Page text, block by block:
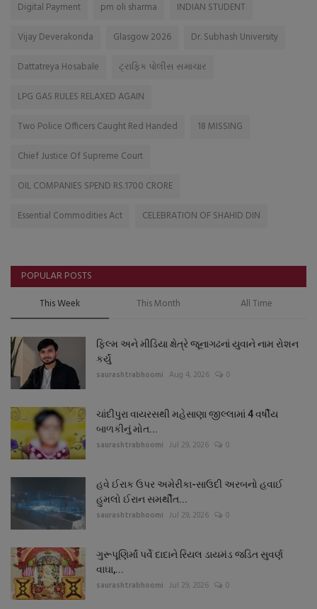
Digital Payment pm oli sharma
INDIAN STUDENT
Vijay Deverakonda
Glasgow 2026
Dr. Subhash University
Dattatreya Hosabale
ટ્રાફિક પોલીસ સમાચાર
LPG GAS RULES RELAXED AGAIN
Two Police Officers Caught Red Handed
18 MISSING
Chief Justice Of Supreme Court
OIL COMPANIES SPEND RS.1700 CRORE
Essential Commodities Act
CELEBRATION OF SHAHID DIN
POPULAR POSTS
This Week This Month All Time
ફિલ્મ અને મીડિયા ક્ષેત્રે જૂનાગઢનાં યુવાને નામ રોશન
કર્યું
saurashtrabhoomi Aug 4, 2026 0
ચાંદીપુરા વાયરસથી મહેસાણા જીલ્લામાં 4 વર્ષીય
બાળકીનું મોત...
saurashtrabhoomi Jul 29, 2026 0
હવે ઈરાક ઉપર અમેરીકા-સાઉદી અરબનો હવાઈ
હુમલો ઈરાન સમર્થીત...
saurashtrabhoomi Jul 29, 2026 0
ગુરૂપૂણિર્માં પર્વે દાદાને રિયલ ડાયમંડ જડિત સુવર્ણ
વાઘા,...
saurashtrabhoomi Jul 29, 2026 0